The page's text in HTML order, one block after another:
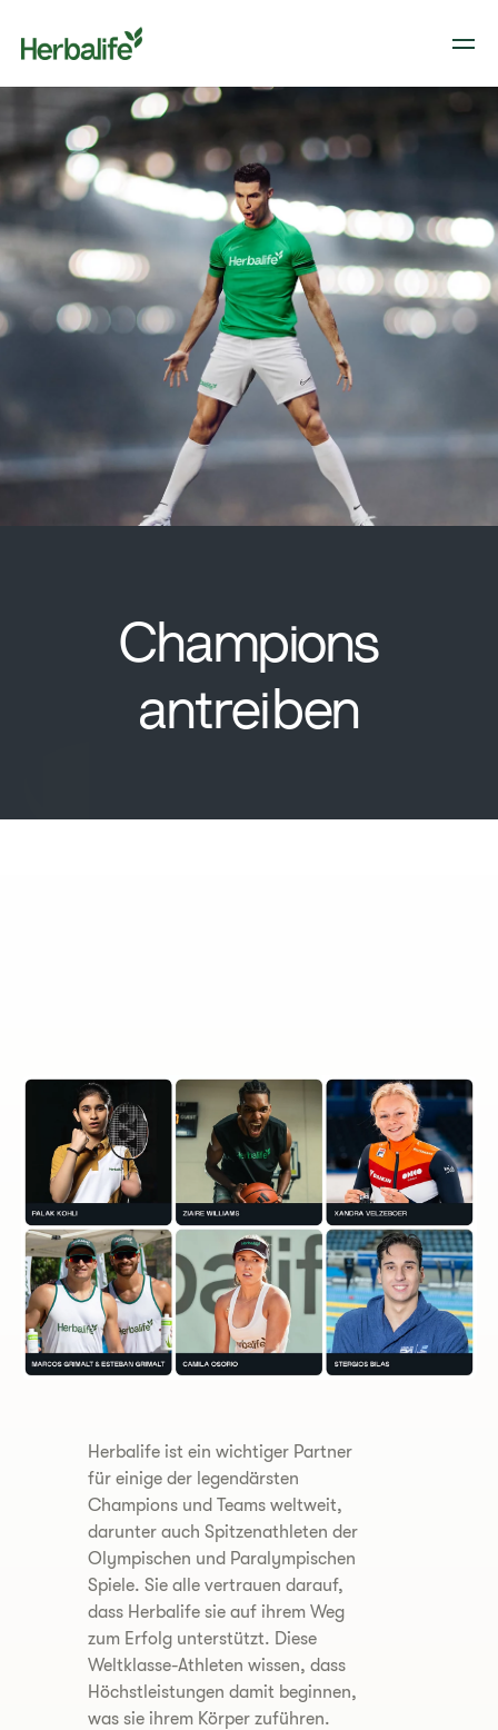
Champions
antreiben
Herbalife ist ein wichtiger Partner
für einige der legendärsten
Champions und Teams weltweit,
darunter auch Spitzenathleten der
Olympischen und Paralympischen
Spiele. Sie alle vertrauen darauf,
dass Herbalife sie auf ihrem Weg
zum Erfolg unterstützt. Diese
Weltklasse-Athleten wissen, dass
Höchstleistungen damit beginnen,
was sie ihrem Körper zuführen.